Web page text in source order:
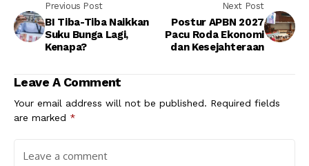
Previous Post
BI Tiba-Tiba Naikkan
Suku Bunga Lagi,
Kenapa?
Next Post
Postur APBN 2027
Pacu Roda Ekonomi
dan Kesejahteraan
Leave A Comment
Your email address will not be published. Required fields
are marked *